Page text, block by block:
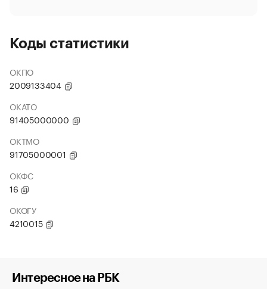
Коды статистики
ОКПО
2009133404
ОКАТО
91405000000
ОКТМО
91705000001
ОКФС
16
ОКОГУ
4210015
Интересное на РБК